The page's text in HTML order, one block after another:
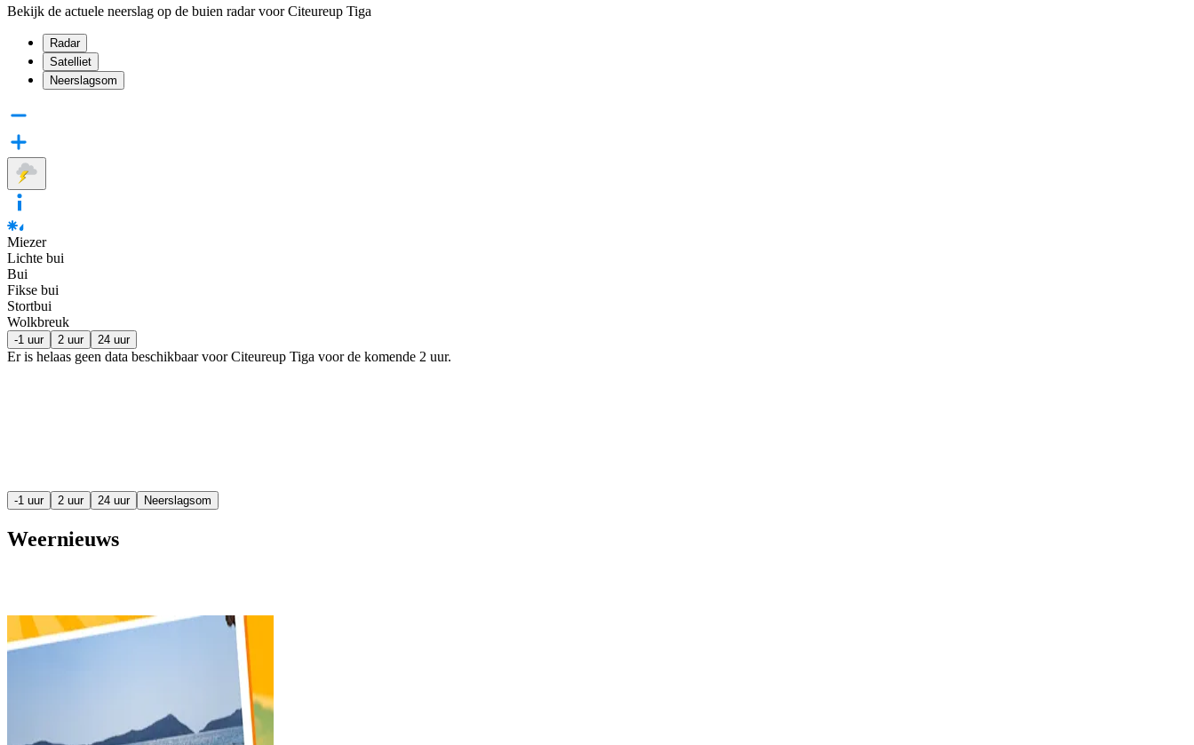
Bekijk de actuele neerslag op de buien radar voor Citeureup Tiga
Radar
Satelliet
Neerslagsom
Miezer
Lichte bui
Bui
Fikse bui
Stortbui
Wolkbreuk
-1 uur 2 uur 24 uur
Er is helaas geen data beschikbaar voor Citeureup Tiga voor de komende 2 uur.
-1 uur 2 uur 24 uur Neerslagsom
Weernieuws